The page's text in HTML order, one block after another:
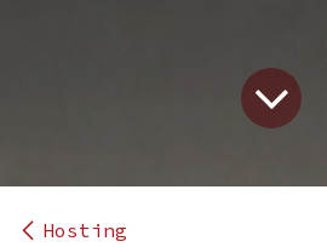
Hosting